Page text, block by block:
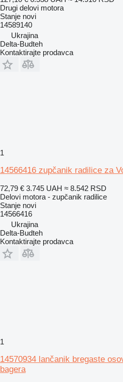
Drugi delovi motora
Stanje novi
14589140
Ukrajina
Delta-Budteh
Kontaktirajte prodavca
1
14566416 zupčanik radilice za
72,79 € 3.745 UAH ≈ 8.542 RSD
Delovi motora - zupčanik radilice
Stanje novi
14566416
Ukrajina
Delta-Budteh
Kontaktirajte prodavca
1
14570934 lančanik bregaste
bagera